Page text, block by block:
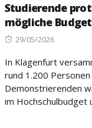
Studierende
mögliche
Posted
29/05/2026
In Klagenfurt
rund 1.200
Demonstrierenden
im Hochschulbudget